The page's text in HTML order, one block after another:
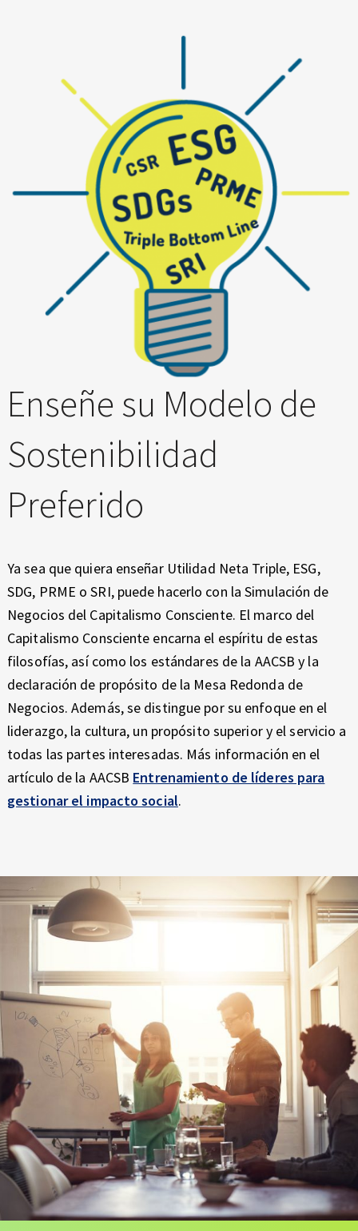
Enseñe su Modelo de
Sostenibilidad
Preferido
Ya sea que quiera enseñar Utilidad Neta Triple, ESG,
SDG, PRME o SRI, puede hacerlo con la Simulación de
Negocios del Capitalismo Consciente. El marco del
Capitalismo Consciente encarna el espíritu de estas
filosofías, así como los estándares de la AACSB y la
declaración de propósito de la Mesa Redonda de
Negocios. Además, se distingue por su enfoque en el
liderazgo, la cultura, un propósito superior y el servicio a
todas las partes interesadas. Más información en el
artículo de la AACSB Entrenamiento de líderes para
gestionar el impacto social.